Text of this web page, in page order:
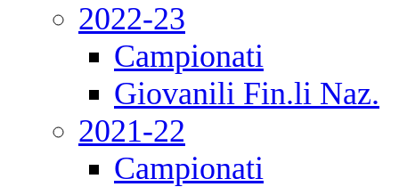
2022-23
Campionati
Giovanili Fin.li Naz.
2021-22
Campionati